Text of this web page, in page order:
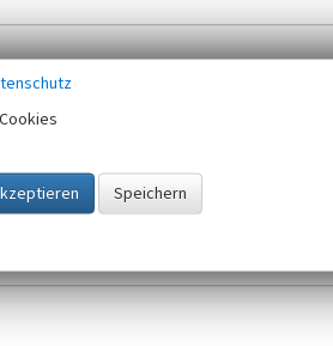
gespeichert und verwendet.
gültigen Europäischen